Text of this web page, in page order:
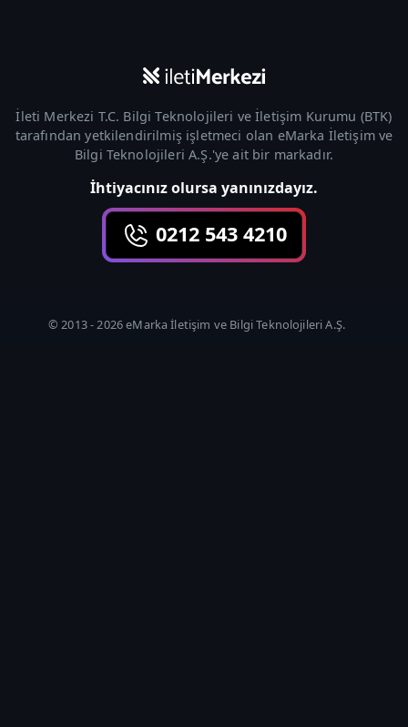
İleti Merkezi T.C. Bilgi Teknolojileri ve İletişim Kurumu (BTK)
tarafından yetkilendirilmiş işletmeci olan eMarka İletişim ve
Bilgi Teknolojileri A.Ş.'ye ait bir markadır.
İhtiyacınız olursa yanınızdayız.
0212 543 4210
© 2013 -2026eMarka İletişim ve Bilgi Teknolojileri A.Ş.